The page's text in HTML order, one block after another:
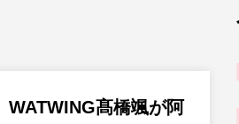
WATWING髙橋颯が阿